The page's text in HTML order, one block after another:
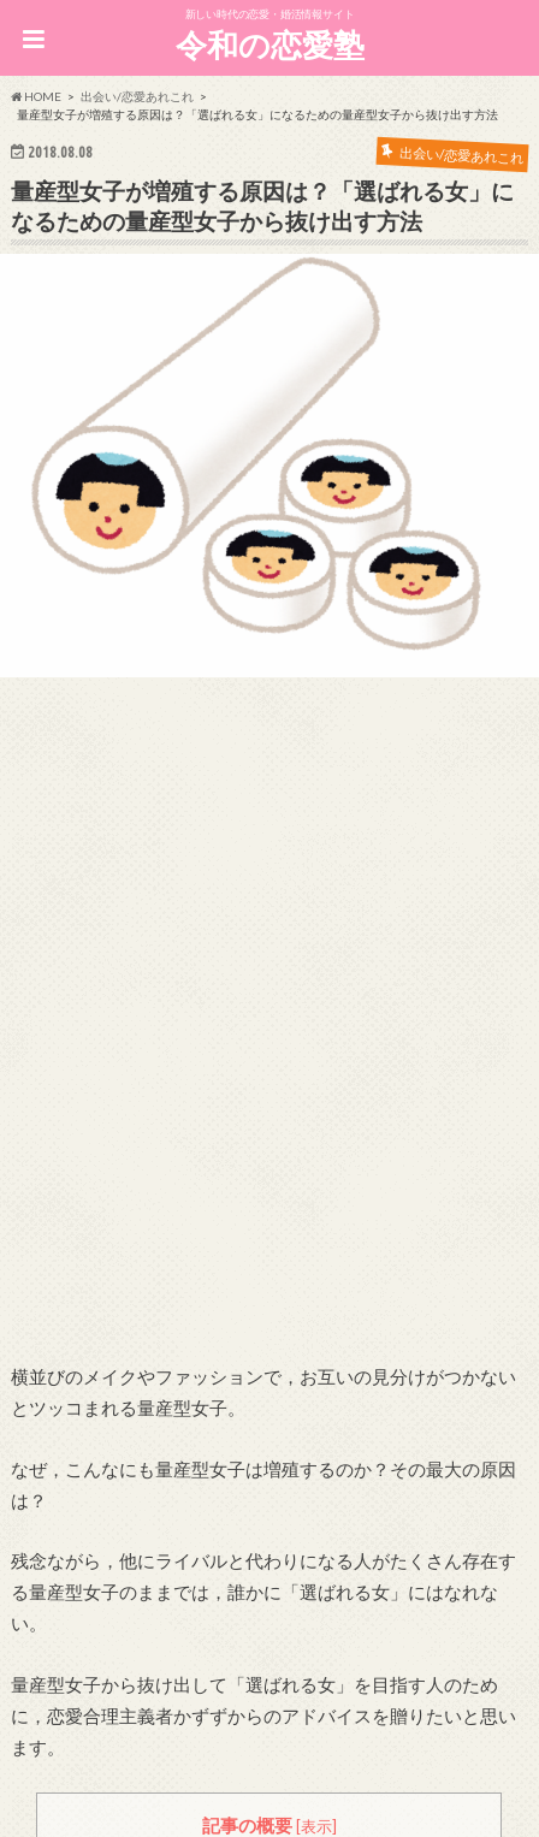
新しい時代の恋愛・婚活情報サイト
令和の恋愛塾
HOME
出会い/恋愛あれこれ
量産型女子が増殖する原因は？「選ばれる女」になるための量産型女子から抜け出す方法
2018.08.08 出会い/恋愛あれこれ
量産型女子が増殖する原因は？「選ばれる女」に
なるための量産型女子から抜け出す方法
横並びのメイクやファッションで，お互いの見分けがつかない
とツッコまれる量産型女子。
なぜ，こんなにも量産型女子は増殖するのか？その最大の原因
は？
残念ながら，他にライバルと代わりになる人がたくさん存在す
る量産型女子のままでは，誰かに「選ばれる女」にはなれな
い。
量産型女子から抜け出して「選ばれる女」を目指す人のため
に，恋愛合理主義者かずずからのアドバイスを贈りたいと思い
ます。
記事の概要[表示]